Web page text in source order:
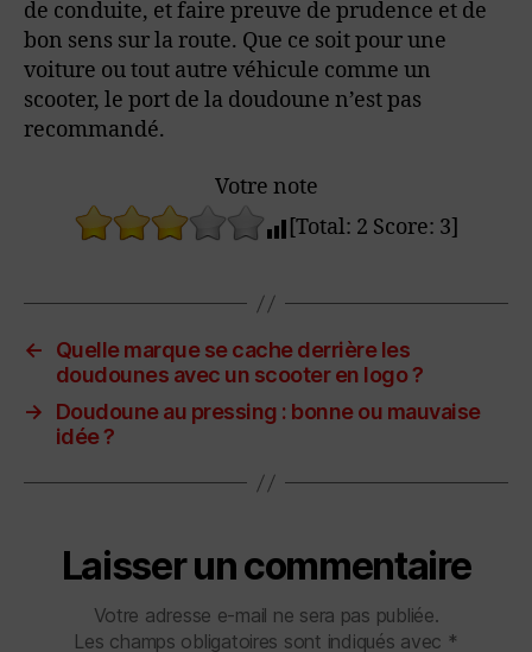
de conduite, et faire preuve de prudence et de
bon sens sur la route. Que ce soit pour une
voiture ou tout autre véhicule comme un
scooter, le port de la doudoune n’est pas
recommandé.
Votre note
[Total: 2 Score: 3]
←
Quelle marque se cache derrière les
doudounes avec un scooter en logo ?
→
Doudoune au pressing : bonne ou mauvaise
idée ?
Laisser un commentaire
Votre adresse e-mail ne sera pas publiée.
Les champs obligatoires sont indiqués avec *